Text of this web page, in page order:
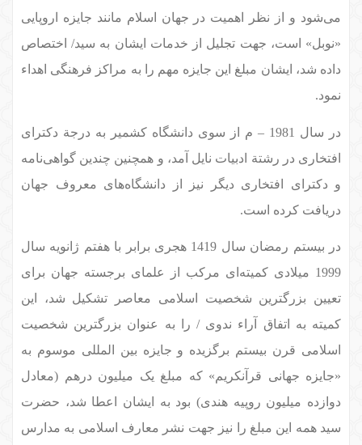
می‌شود و از نظر اهمیت در جهان اسلام مانند جایزه اروپایی
«نوبل» است، جهت تجلیل از خدمات ایشان به سید/ اختصاص
داده شد، ایشان مبلغ این جایزه مهم را به مراکز فرهنگی اهداء
نمود.
در سال 1981 – م از سوی دانشگاه کشمیر به درجة دکترای
افتخاری در رشتة ادبیات نایل آمد، و همچنین چندین گواهی‌نامه
و دکترای افتخاری دیگر نیز از دانشگاه‌های معروف جهان
دریافت کرده است.
در بیستم رمضان سال 1419 هجری برابر با هفتم ژانویه سال
1999 میلادی کمیته‌ای مرکب از علمای برجسته جهان برای
تعیین بزرگترین شخصیت اسلامی معاصر تشکیل شد، این
کمیته به اتفاق آراء ندوی / را به عنوان بزرگترین شخصیت
اسلامی قرن بیستم برگزیده و جایزه بین المللی موسوم به
«جایزه جهانی قرآنکریم» که مبلغ یک میلیون درهم (معادل
دوازده میلیون روپیه هندی) بود به ایشان اعطا شد، حضرت
سید همه این مبلغ را نیز جهت نشر معارف اسلامی به مدارس